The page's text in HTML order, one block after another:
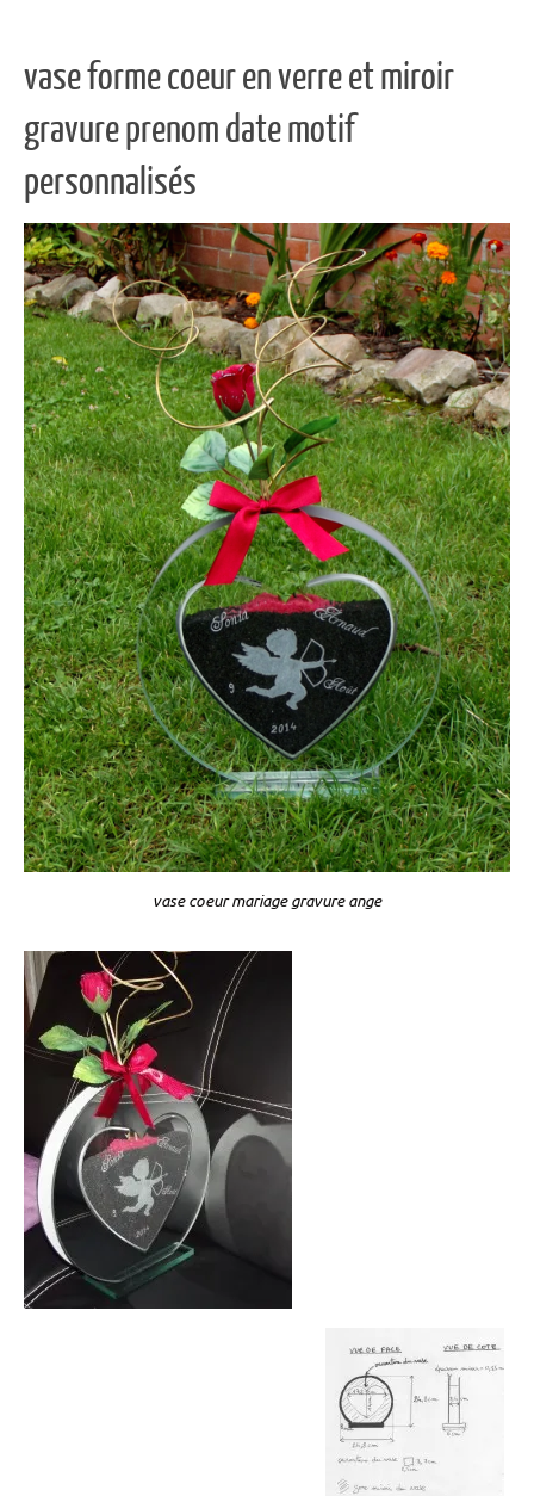
vase forme coeur en verre et miroir
gravure prenom date motif
personnalisés
vase coeur mariage gravure ange